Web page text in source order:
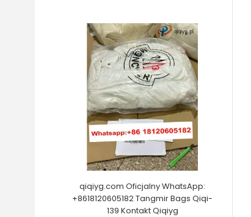
qiqiyg.com Oficjalny WhatsApp:
+8618120605182 Tangmir Bags Qiqi-
139 Kontakt Qiqiyg